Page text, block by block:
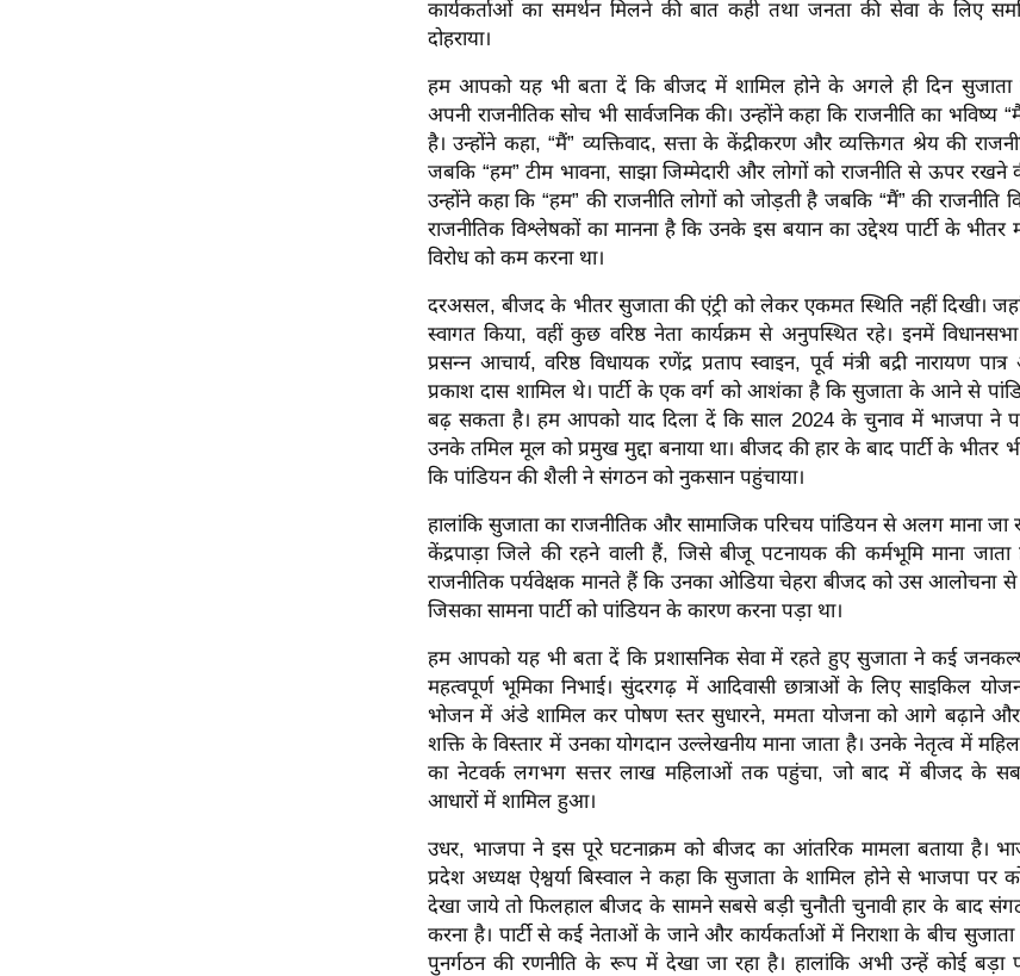
कार्यकर्ताओं का समर्थन मिलने की बात कही तथा जनता की सेवा के लिए
दोहराया।
हम आपको यह भी बता दें कि बीजद में शामिल होने के अगले ही दिन सुजाता
अपनी राजनीतिक सोच भी सार्वजनिक की। उन्होंने कहा कि राजनीति का भविष्य
है। उन्होंने कहा, “मैं” व्यक्तिवाद, सत्ता के केंद्रीकरण और व्यक्तिगत श्रेय की
जबकि “हम” टीम भावना, साझा जिम्मेदारी और लोगों को राजनीति से ऊपर रखने
उन्होंने कहा कि “हम” की राजनीति लोगों को जोड़ती है जबकि “मैं” की राजनीति
राजनीतिक विश्लेषकों का मानना है कि उनके इस बयान का उद्देश्य पार्टी के
विरोध को कम करना था।
दरअसल, बीजद के भीतर सुजाता की एंट्री को लेकर एकमत स्थिति नहीं दिखी।
स्वागत किया, वहीं कुछ वरिष्ठ नेता कार्यक्रम से अनुपस्थित रहे। इनमें
प्रसन्न आचार्य, वरिष्ठ विधायक रणेंद्र प्रताप स्वाइन, पूर्व मंत्री बद्री नारायण
प्रकाश दास शामिल थे। पार्टी के एक वर्ग को आशंका है कि सुजाता के आने से
बढ़ सकता है। हम आपको याद दिला दें कि साल 2024 के चुनाव में भाजपा ने
उनके तमिल मूल को प्रमुख मुद्दा बनाया था। बीजद की हार के बाद पार्टी के भीतर
कि पांडियन की शैली ने संगठन को नुकसान पहुंचाया।
हालांकि सुजाता का राजनीतिक और सामाजिक परिचय पांडियन से अलग माना
केंद्रपाड़ा जिले की रहने वाली हैं, जिसे बीजू पटनायक की कर्मभूमि माना
राजनीतिक पर्यवेक्षक मानते हैं कि उनका ओडिया चेहरा बीजद को उस आलोचना से
जिसका सामना पार्टी को पांडियन के कारण करना पड़ा था।
हम आपको यह भी बता दें कि प्रशासनिक सेवा में रहते हुए सुजाता ने कई
महत्वपूर्ण भूमिका निभाई। सुंदरगढ़ में आदिवासी छात्राओं के लिए साइकिल
भोजन में अंडे शामिल कर पोषण स्तर सुधारने, ममता योजना को आगे बढ़ाने
शक्ति के विस्तार में उनका योगदान उल्लेखनीय माना जाता है। उनके नेतृत्व में
का नेटवर्क लगभग सत्तर लाख महिलाओं तक पहुंचा, जो बाद में बीजद के
आधारों में शामिल हुआ।
उधर, भाजपा ने इस पूरे घटनाक्रम को बीजद का आंतरिक मामला बताया है।
प्रदेश अध्यक्ष ऐश्वर्या बिस्वाल ने कहा कि सुजाता के शामिल होने से भाजपा पर
देखा जाये तो फिलहाल बीजद के सामने सबसे बड़ी चुनौती चुनावी हार के बाद
करना है। पार्टी से कई नेताओं के जाने और कार्यकर्ताओं में निराशा के बीच सुजाता
पुनर्गठन की रणनीति के रूप में देखा जा रहा है। हालांकि अभी उन्हें कोई बड़ा